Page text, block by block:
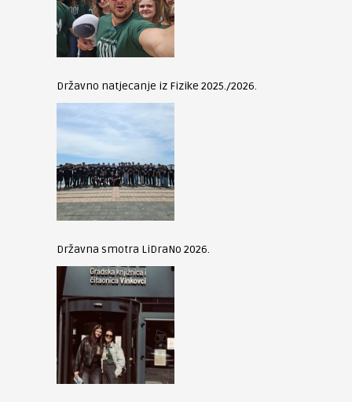
Državno natjecanje iz Fizike 2025./2026.
Državna smotra LiDraNo 2026.